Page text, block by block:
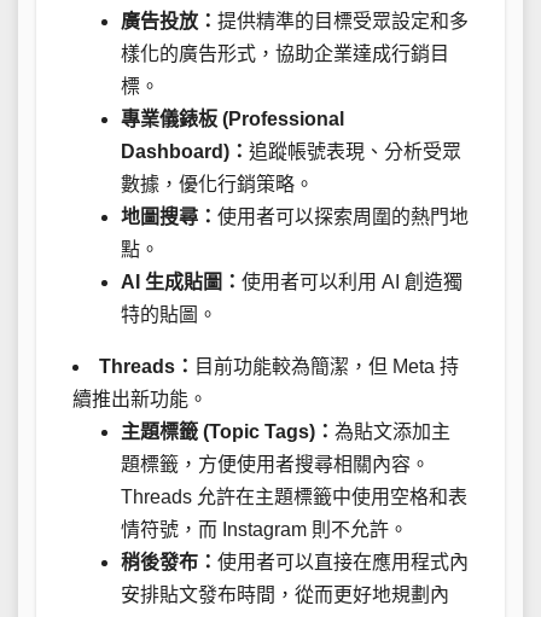
廣告投放： 提供精準的目標受眾設定和多
樣化的廣告形式，協助企業達成行銷目
標。
專業儀錶板 (Professional
Dashboard)： 追蹤帳號表現、分析受眾
數據，優化行銷策略。
地圖搜尋： 使用者可以探索周圍的熱門地
點。
AI 生成貼圖： 使用者可以利用 AI 創造獨
特的貼圖。
Threads： 目前功能較為簡潔，但 Meta 持
續推出新功能。
主題標籤 (Topic Tags)： 為貼文添加主
題標籤，方便使用者搜尋相關內容。
Threads 允許在主題標籤中使用空格和表
情符號，而 Instagram 則不允許。
稍後發布： 使用者可以直接在應用程式內
安排貼文發布時間，從而更好地規劃內